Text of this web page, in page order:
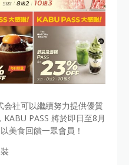
会社可以繼續努力提供優質
PASS 將於即日至8月
美食回饋一眾會員！